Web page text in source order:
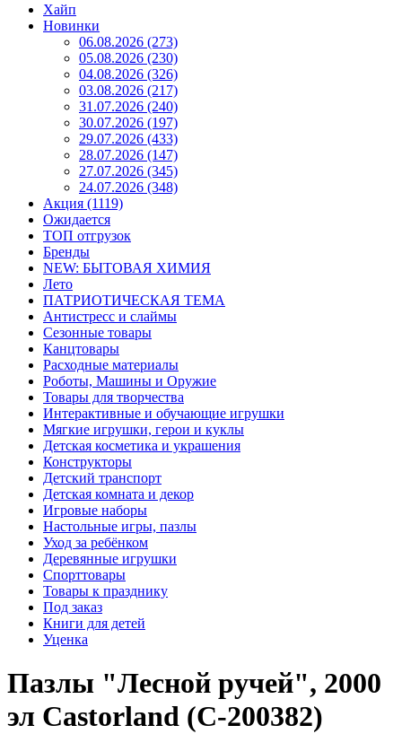
Хайп
Новинки
06.08.2026 (273)
05.08.2026 (230)
04.08.2026 (326)
03.08.2026 (217)
31.07.2026 (240)
30.07.2026 (197)
29.07.2026 (433)
28.07.2026 (147)
27.07.2026 (345)
24.07.2026 (348)
Акция (1119)
Ожидается
ТОП отгрузок
Бренды
NEW: БЫТОВАЯ ХИМИЯ
Лето
ПАТРИОТИЧЕСКАЯ ТЕМА
Антистресс и слаймы
Сезонные товары
Канцтовары
Расходные материалы
Роботы, Машины и Оружие
Товары для творчества
Интерактивные и обучающие игрушки
Мягкие игрушки, герои и куклы
Детская косметика и украшения
Конструкторы
Детский транспорт
Детская комната и декор
Игровые наборы
Настольные игры, пазлы
Уход за ребёнком
Деревянные игрушки
Спорттовары
Товары к празднику
Под заказ
Книги для детей
Уценка
Пазлы "Лесной ручей", 2000
эл Castorland (C-200382)